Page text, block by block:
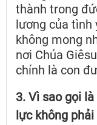
thành trong
lương của tình
không mong
nơi Chúa
chính là con
3. Vì sao gọi
lực không